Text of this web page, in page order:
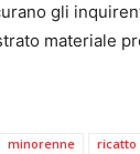
gli
materiale
minorenne ricatto